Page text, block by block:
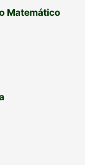
Matemático